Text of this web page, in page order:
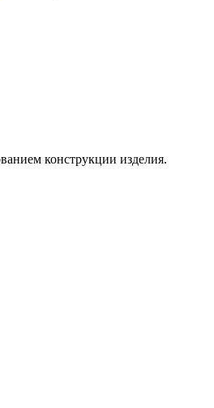
конструкции изделия.